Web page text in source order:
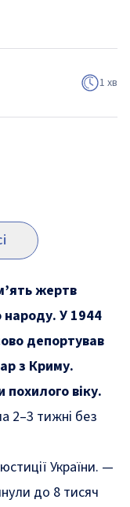
1 хв
жертв
народу. У 1944
депортував
з Криму.
віку.
2–3 тижні без
України. —
до 8 тисяч